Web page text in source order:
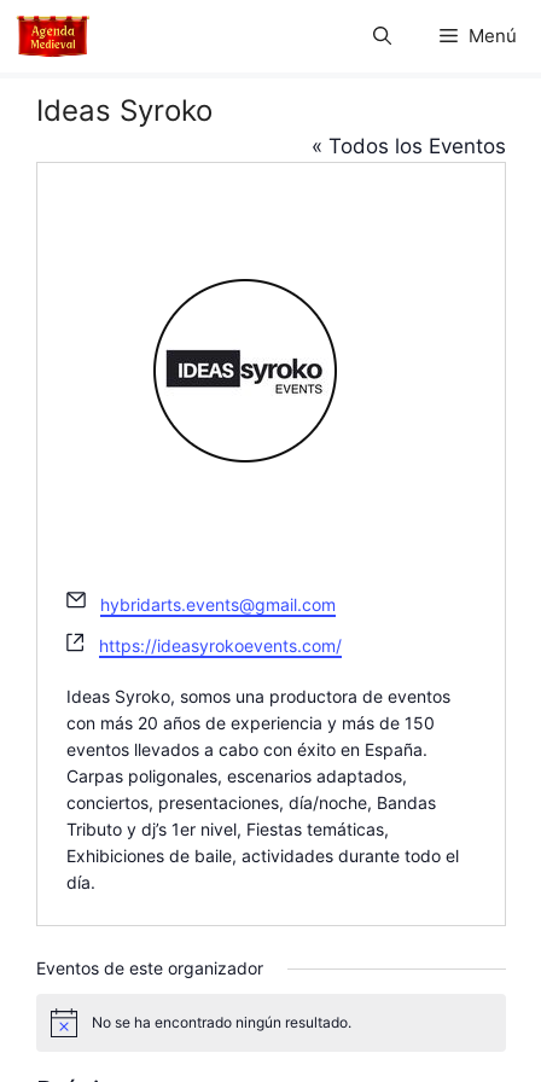
Saltar
Menú
Ideas Syroko
« Todos los Eventos
E
a
l
hybridarts.events@gmail.com
W
b
s
i
t
e
https://ideasyrokoevents.com/
Ideas Syroko, somos una productora de eventos
con más 20 años de experiencia y más de 150
eventos llevados a cabo con éxito en España.
Carpas poligonales, escenarios adaptados,
conciertos, presentaciones, día/noche, Bandas
Tributo y dj’s 1er nivel, Fiestas temáticas,
Exhibiciones de baile, actividades durante todo el
día.
Eventos de este organizador
No se ha encontrado ningún resultado.